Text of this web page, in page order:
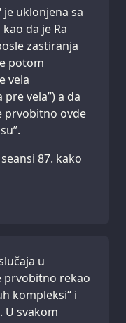
je uklonjena sa
da je Ra
zastiranja
potom
vela
vela”) a da
prvobitno ovde
87. kako
u
prvobitno rekao
kompleksi“ i
U svakom